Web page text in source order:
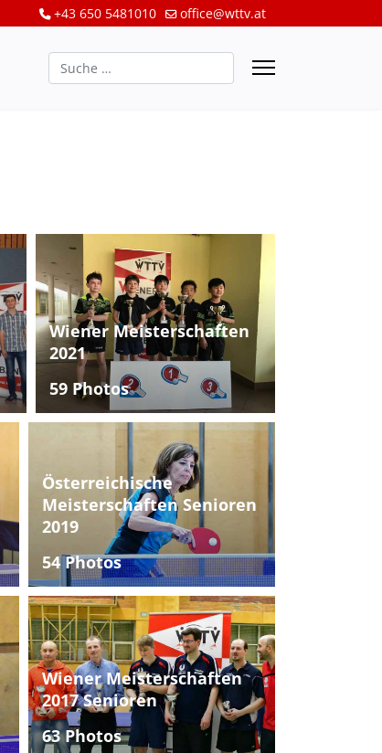
+43 650 5481010 office@wttv.at
Suchen
Wiener Meisterschaften
2021
59 Photos
Österreichische
Meisterschaften Senioren
2019
54 Photos
Wiener Meisterschaften
2017 Senioren
63 Photos